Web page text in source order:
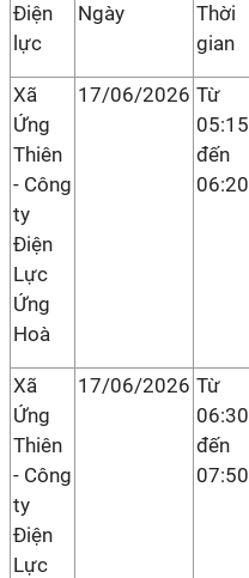
Điện
lực
Ngày
Thời
gian
Xã
Ứng
Thiên
- Công
ty
Điện
Lực
Ứng
Hoà
17/06/2026 Từ
05:15
đến
06:20
Xã
Ứng
Thiên
- Công
ty
Điện
Lực
17/06/2026 Từ
06:30
đến
07:50